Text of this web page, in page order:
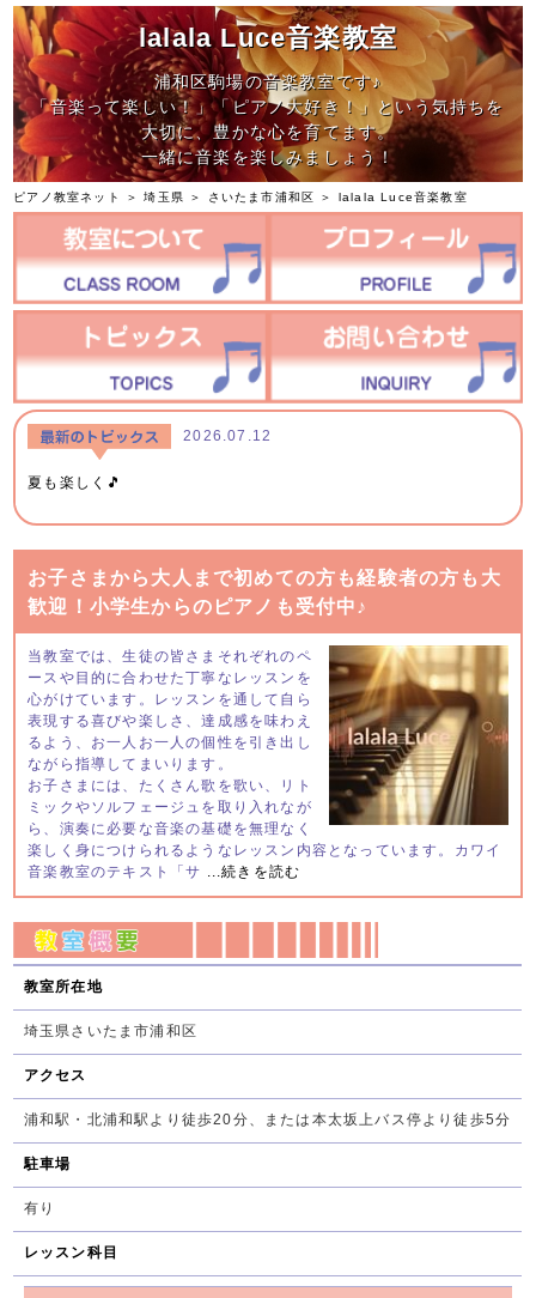
lalala Luce音楽教室
浦和区駒場の音楽教室です♪
「音楽って楽しい！」「ピアノ大好き！」という気持ちを
大切に、豊かな心を育てます。
一緒に音楽を楽しみましょう！
ピアノ教室ネット ＞埼玉県 ＞ さいたま市浦和区 ＞ lalala Luce音楽教室
2026.07.12
夏も楽しく🎵
お子さまから大人まで初めての方も経験者の方も大
歓迎！小学生からのピアノも受付中♪
当教室では、生徒の皆さまそれぞれのペ
ースや目的に合わせた丁寧なレッスンを
心がけています。レッスンを通して自ら
表現する喜びや楽しさ、達成感を味わえ
るよう、お一人お一人の個性を引き出し
ながら指導してまいります。
お子さまには、たくさん歌を歌い、リト
ミックやソルフェージュを取り入れなが
ら、演奏に必要な音楽の基礎を無理なく
楽しく身につけられるようなレッスン内容となっています。カワイ
音楽教室のテキスト「サ
...続きを読む
教室所在地
埼玉県さいたま市浦和区
アクセス
浦和駅・北浦和駅より徒歩20分、または本太坂上バス停より徒歩5分
駐車場
有り
レッスン科目